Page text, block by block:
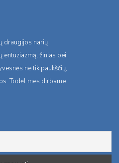
draugijos narių
žinias bei
ne tik paukščių,
Todėl mes dirbame